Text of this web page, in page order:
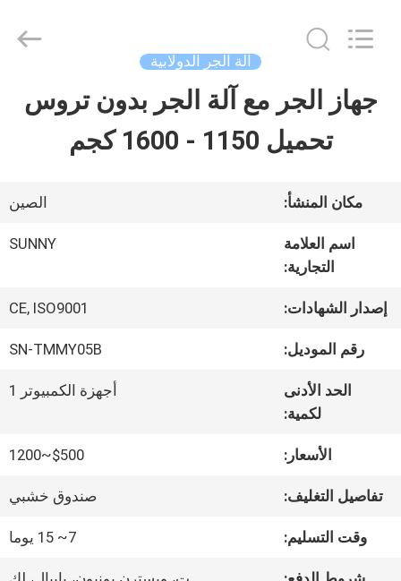
بيت
أشرطة
معلومات
في
المعمل
SUNNY
Rights
Reserved.
آلة الجر الدولابية
جهاز الجر مع آلة الجر بدون تروس
تحميل 1150 - 1600 كجم
مكان المنشأ: الصين
اسم العلامة
التجارية:
SUNNY
إصدار الشهادات: CE, ISO9001
رقم الموديل: SN-TMMY05B
الحد الأدنى
لكمية:
أجهزة الكمبيوتر 1
الأسعار: $500~1200
تفاصيل التغليف: صندوق خشبي
وقت التسليم: 7~ 15 يوما